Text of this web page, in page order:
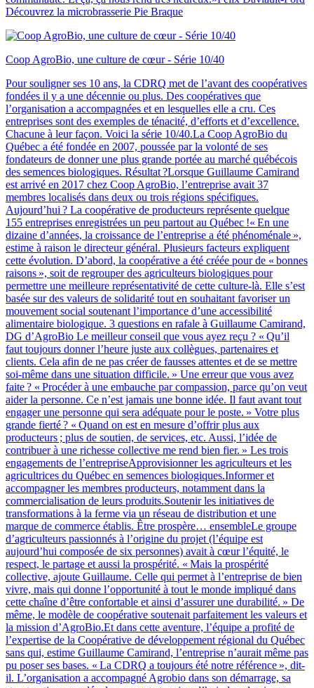
Découvrez la microbrasserie Pie Braque
Coop AgroBio, une culture de cœur - Série 10/40
Pour souligner ses 10 ans, la CDRQ met de l’avant des coopératives
fondées il y a une décennie ou plus. Des coopératives que
l’organisation a accompagnées et en lesquelles elle a cru. Ces
entreprises sont des exemples de ténacité, d’efforts et d’excellence.
Chacune à leur façon. Voici la série 10/40.La Coop AgroBio du
Québec a été fondée en 2007, poussée par la volonté de ses
fondateurs de donner une plus grande portée au marché québécois
des semences biologiques. Résultat ?Lorsque Guillaume Camirand
est arrivé en 2017 chez Coop AgroBio, l’entreprise avait 37
membres localisés dans deux ou trois régions spécifiques.
Aujourd’hui ? La coopérative de producteurs représente quelque
155 entreprises enregistrées un peu partout au Québec !« En une
dizaine d’années, la croissance de l’entreprise a été phénoménale »,
estime à raison le directeur général. Plusieurs facteurs expliquent
cette évolution. D’abord, la coopérative a été créée pour de « bonnes
raisons », soit de regrouper des agriculteurs biologiques pour
permettre une meilleure représentativité de cette culture-là. Elle s’est
basée sur des valeurs de solidarité tout en souhaitant favoriser un
mouvement social soutenant l’importance d’une accessibilité
alimentaire biologique. 3 questions en rafale à Guillaume Camirand,
DG d’AgroBio Le meilleur conseil que vous ayez reçu ? « Qu’il
faut toujours donner l’heure juste aux collègues, partenaires et
clients. Cela afin de ne pas créer de fausses attentes et de se mettre
soi-même dans une situation difficile. » Une erreur que vous avez
faite ? « Procéder à une embauche par compassion, parce qu’on veut
aider la personne. Ce n’est jamais une bonne idée. Il faut avant tout
engager une personne qui sera adéquate pour le poste. » Votre plus
grande fierté ? « Quand on est en mesure d’offrir plus aux
producteurs ; plus de soutien, de services, etc. Aussi, l’idée de
contribuer à une richesse collective me rend bien fier. » Les trois
engagements de l’entrepriseApprovisionner les agriculteurs et les
agricultrices du Québec en semences biologiques.Informer et
accompagner les membres producteurs, notamment dans la
commercialisation de leurs produits.Soutenir les initiatives de
transformations à la ferme via un réseau de distribution et une
marque de commerce établis. Être prospère… ensembleLe groupe
d’agriculteurs passionnés à l’origine du projet (l’équipe est
aujourd’hui composée de six personnes) avait à cœur l’équité, le
respect, le partage et aussi la prospérité. « Mais la prospérité
collective, ajoute Guillaume. Celle qui permet à l’entreprise de bien
vivre, mais qui donne l’opportunité à tout le monde impliqué dans
cette chaîne d’être confortable et ainsi d’assurer une durabilité. » De
même, le modèle de coopérative soutenait parfaitement les valeurs et
la mission d’AgroBio.Et dans cette aventure, l’équipe a profité de
l’expertise de la Coopérative de développement régional du Québec
sans qui, estime Guillaume Camirand, l’entreprise n’aurait même pas
pu poser ses bases. « La CDRQ a toujours été notre référence », dit-
il. L’organisation a accompagné Agrobio dans son démarrage, sa